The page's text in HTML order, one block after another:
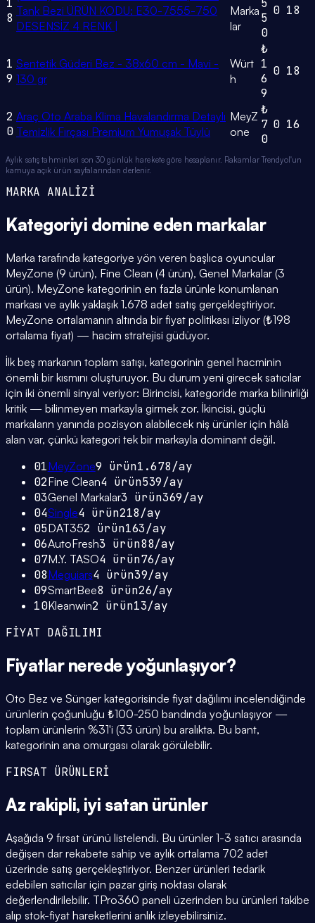
1
8 Tank Bezi ÜRÜN KODU: E30-7555-750
DESENSİZ 4 RENK |
Marka
lar
5
5
0
0 18
1
9
Sentetik Güderi Bez - 38x60 cm - Mavi -
130 gr
Würt
h
₺
1
6
9
0 18
2
0
Araç Oto Araba Klima Havalandırma Detaylı
Temizlik Fırçası Premium Yumuşak Tüylü
MeyZ
one
₺
7
0
0 16
Aylık satış tahminleri son 30 günlük harekete göre hesaplanır. Rakamlar Trendyol'un
kamuya açık ürün sayfalarından derlenir.
MARKA ANALİZİ
Kategoriyi domine eden markalar
Marka tarafında kategoriye yön veren başlıca oyuncular
MeyZone (9 ürün), Fine Clean (4 ürün), Genel Markalar (3
ürün). MeyZone kategorinin en fazla ürünle konumlanan
markası ve aylık yaklaşık 1.678 adet satış gerçekleştiriyor.
MeyZone ortalamanın altında bir fiyat politikası izliyor (₺198
ortalama fiyat) — hacim stratejisi güdüyor.
İlk beş markanın toplam satışı, kategorinin genel hacminin
önemli bir kısmını oluşturuyor. Bu durum yeni girecek satıcılar
için iki önemli sinyal veriyor: Birincisi, kategoride marka bilinirliği
kritik — bilinmeyen markayla girmek zor. İkincisi, güçlü
markaların yanında pozisyon alabilecek niş ürünler için hâlâ
alan var, çünkü kategori tek bir markayla dominant değil.
01MeyZone9 ürün1.678/ay
02Fine Clean4 ürün539/ay
03Genel Markalar3 ürün369/ay
04Single4 ürün218/ay
05DAT352 ürün163/ay
06AutoFresh3 ürün88/ay
07M.Y. TASO4 ürün76/ay
08Meguiars4 ürün39/ay
09SmartBee8 ürün26/ay
10Kleanwin2 ürün13/ay
FİYAT DAĞILIMI
Fiyatlar nerede yoğunlaşıyor?
Oto Bez ve Sünger kategorisinde fiyat dağılımı incelendiğinde
ürünlerin çoğunluğu ₺100-250 bandında yoğunlaşıyor —
toplam ürünlerin %31'i (33 ürün) bu aralıkta. Bu bant,
kategorinin ana omurgası olarak görülebilir.
FIRSAT ÜRÜNLERİ
Az rakipli, iyi satan ürünler
Aşağıda 9 fırsat ürünü listelendi. Bu ürünler 1-3 satıcı arasında
değişen dar rekabete sahip ve aylık ortalama 702 adet
üzerinde satış gerçekleştiriyor. Benzer ürünleri tedarik
edebilen satıcılar için pazar giriş noktası olarak
değerlendirilebilir. TPro360 paneli üzerinden bu ürünleri takibe
alıp stok-fiyat hareketlerini anlık izleyebilirsiniz.